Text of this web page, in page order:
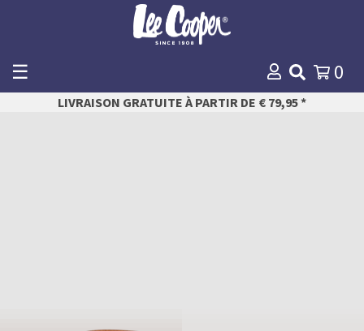
☰ 0
WINKELMANDJE
LIVRAISON GRATUITE À PARTIR DE € 79,95 *